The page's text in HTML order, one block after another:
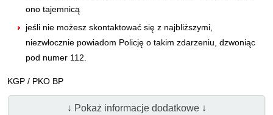
ono tajemnicą
jeśli nie możesz skontaktować się z najbliższymi,
niezwłocznie powiadom Policję o takim zdarzeniu, dzwoniąc
pod numer 112.
KGP / PKO BP
↓ Pokaż informacje dodatkowe ↓